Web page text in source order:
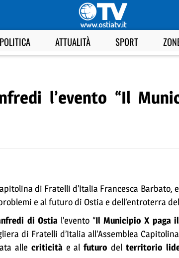
POLITICA ATTUALITÀ SPORT
l’evento “Il
di Fratelli d’Italia Francesca Barbato,
e al futuro di Ostia e dell’entroterra
di Ostial’evento “Il Municipio X paga
di Fratelli d’Italia all’Assemblea
alle criticità e al futuro del territorio